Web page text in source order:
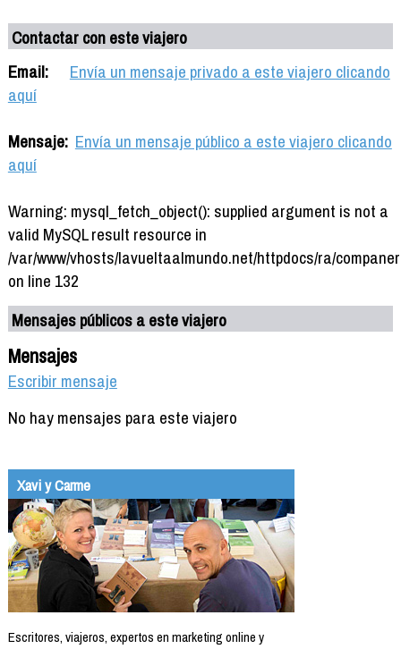
Contactar con este viajero
Email:
Envía un mensaje privado a este viajero clicando
aquí
Mensaje: Envía un mensaje público a este viajero clicando
aquí
Warning: mysql_fetch_object(): supplied argument is not a
valid MySQL result resource in
/var/www/vhosts/lavueltaalmundo.net/httpdocs/ra/
on line 132
Mensajes públicos a este viajero
Mensajes
Escribir mensaje
No hay mensajes para este viajero
Xavi y Carme
Escritores, viajeros, expertos en marketing online y